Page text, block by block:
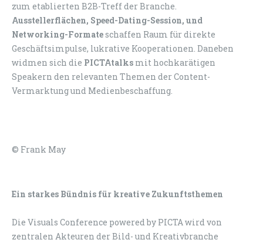
zum etablierten B2B-Treff der Branche.
Ausstellerflächen, Speed-Dating-Session, und
Networking-Formateschaffen Raum für direkte
Geschäftsimpulse, lukrative Kooperationen. Daneben
widmen sich die PICTAtalks mit hochkarätigen
Speakern den relevanten Themen der Content-
Vermarktung und Medienbeschaffung.
© Frank May
Ein starkes Bündnis für kreative Zukunftsthemen
Die Visuals Conference powered by PICTA wird von
zentralen Akteuren der Bild- und Kreativbranche